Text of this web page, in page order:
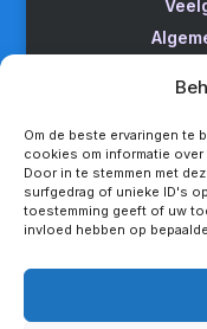
Om de beste ervaringen te
cookies om informatie over
Door in te stemmen met
surfgedrag of unieke ID's
toestemming geeft of uw
invloed hebben op
Taxi van
Taxi
Betrouwbare taxi
Taxi
Snel een taxi
Van